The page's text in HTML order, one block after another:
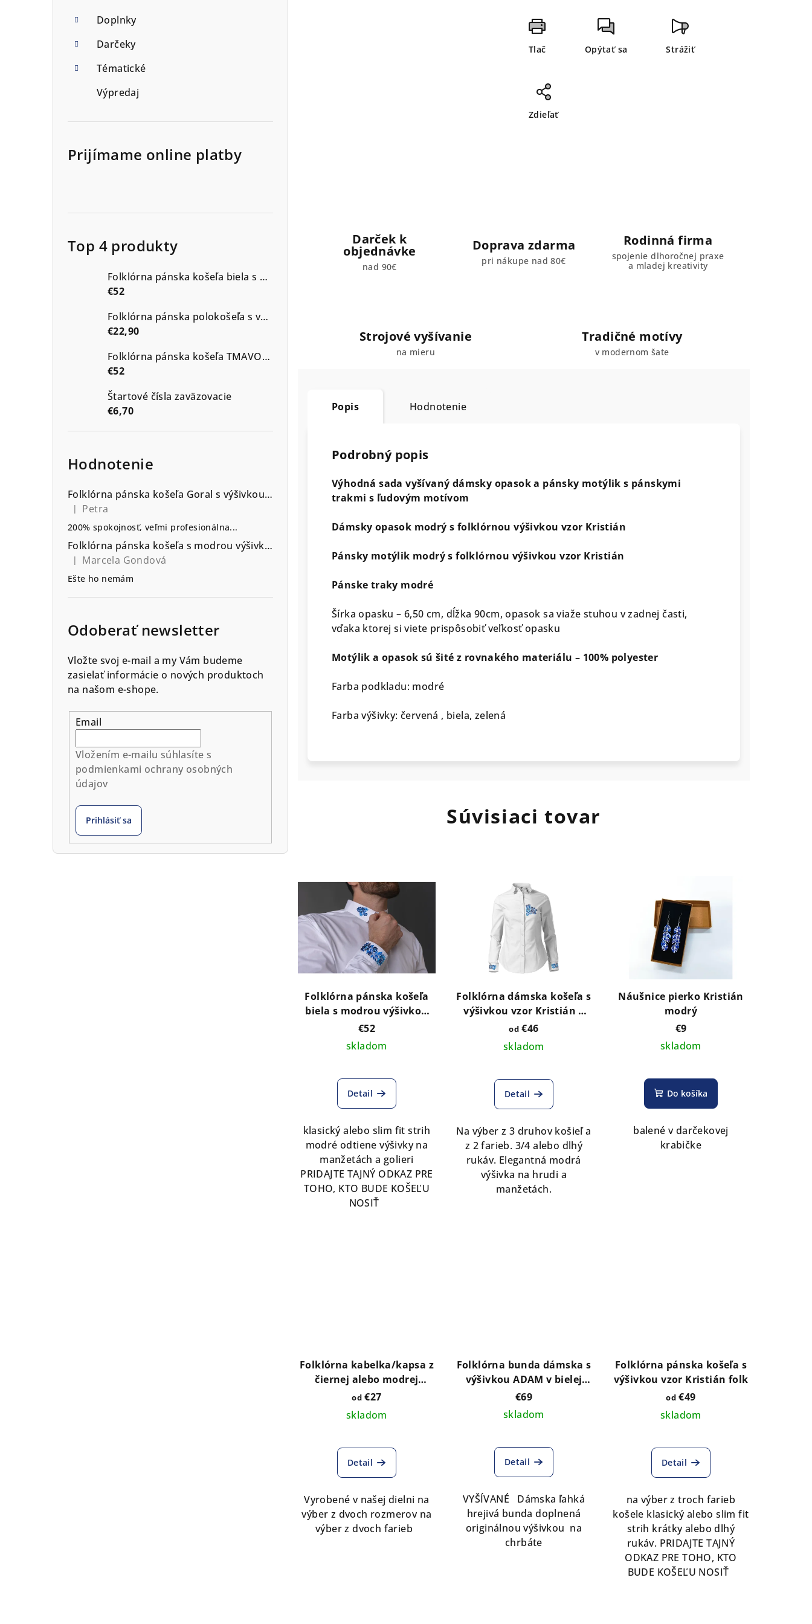
Doplnky
Darčeky
Tématické
Výpredaj
Prijímame online platby
Top 4 produkty
Folklórna pánska košeľa biela s modrou výšivkou vzor Kristián2
€52
Folklórna pánska polokošeľa s výšivkou vzor Kristián tmavé odtiene
€22,90
Folklórna pánska košeľa TMAVOMODRÁ s výšivkou vzor Kristián2 v modrých odtieňoch
€52
Štartové čísla zaväzovacie
€6,70
Hodnotenie
Folklórna pánska košeľa Goral s výšivkou golier a manžety
Hodnotenie produktu je 5 z 5 hviezdičiek.
| Petra
200% spokojnosť, veľmi profesionálna...
Folklórna pánska košeľa s modrou výšivkou vzor Srdiečko - výber farieb košele
Hodnotenie produktu je 5 z 5 hviezdičiek.
| Marcela Gondová
Ešte ho nemám
Odoberať newsletter
Vložte svoj e-mail a my Vám budeme
zasielať informácie o nových produktoch
na našom e-shope.
Email
Vložením e-mailu súhlasíte s
podmienkami ochrany osobných
údajov
Prihlásiť sa
Tlač Opýtať sa Strážiť
Zdieľať
Darček k
objednávke
nad 90€
Doprava zdarma
pri nákupe nad 80€
Rodinná firma
spojenie dlhoročnej praxe
a mladej kreativity
Strojové vyšívanie
na mieru
Tradičné motívy
v modernom šate
Popis Hodnotenie
Podrobný popis
Výhodná sada vyšívaný dámsky opasok a pánsky motýlik s pánskymi
trakmi s ľudovým motívom
Dámsky opasok modrý s folklórnou výšivkou vzor Kristián
Pánsky motýlik modrý s folklórnou výšivkou vzor Kristián
Pánske traky modré
Šírka opasku – 6,50 cm, dĺžka 90cm, opasok sa viaže stuhou v zadnej časti,
vďaka ktorej si viete prispôsobiť veľkosť opasku
Motýlik a opasok sú šité z rovnakého materiálu – 100% polyester
Farba podkladu: modré
Farba výšivky: červená , biela, zelená
Súvisiaci tovar
Folklórna pánska košeľa
biela s modrou výšivkou
vzor Kristián2
€52
skladom
hodnotenie
produktu
je
5,0
z
5
hviezdičiek.
Detail
klasický alebo slim fit strih
modré odtiene výšivky na
manžetách a golieri
PRIDAJTE TAJNÝ ODKAZ PRE
TOHO, KTO BUDE KOŠEĽU
NOSIŤ
Folklórna dámska košeľa s
výšivkou vzor Kristián v
modrom prevedení na
hrudi a manžetách
od €46
skladom
Detail
Na výber z 3 druhov košieľ a
z 2 farieb. 3/4 alebo dlhý
rukáv. Elegantná modrá
výšivka na hrudi a
manžetách.
Náušnice pierko Kristián
modrý
€9
skladom
Do košíka
balené v darčekovej
krabičke
Folklórna kabelka/kapsa z
čiernej alebo modrej
rifloviny s výšivkou vzor
Kristián modrý
od €27
skladom
Detail
Vyrobené v našej dielni na
výber z dvoch rozmerov na
výber z dvoch farieb
Folklórna bunda dámska s
výšivkou ADAM v bielej
farbe - výber farby bundy
€69
skladom
Detail
VYŠÍVANÉ Dámska ľahká
hrejivá bunda doplnená
originálnou výšivkou na
chrbáte
Folklórna pánska košeľa s
výšivkou vzor Kristián folk
od €49
skladom
Detail
na výber z troch farieb
košele klasický alebo slim fit
strih krátky alebo dlhý
rukáv. PRIDAJTE TAJNÝ
ODKAZ PRE TOHO, KTO
BUDE KOŠEĽU NOSIŤ